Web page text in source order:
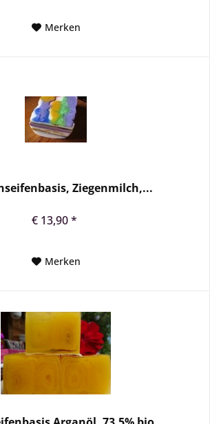
Merken
Ziegenmilch,...
€ 13,90 *
Merken